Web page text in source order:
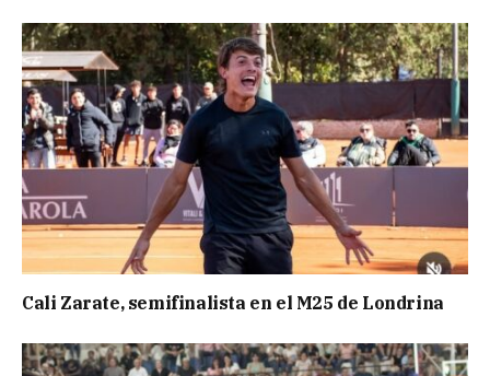
Cali Zarate, semifinalista en el M25 de Londrina